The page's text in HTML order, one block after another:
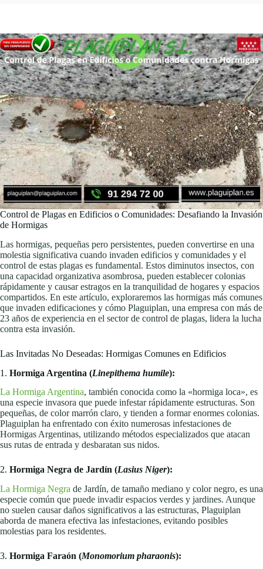
Control de Plagas en Edificios o Comunidades: Desafiando la Invasión
de Hormigas
Las hormigas, pequeñas pero persistentes, pueden convertirse en una
molestia significativa cuando invaden edificios y comunidades y el
control de estas plagas es fundamental. Estos diminutos insectos, con
una capacidad organizativa asombrosa, pueden establecer colonias
rápidamente y causar estragos en la tranquilidad de hogares y espacios
compartidos. En este artículo, exploraremos las hormigas más comunes
que invaden edificaciones y cómo Plaguiplan, una empresa con más de
23 años de experiencia en el sector de control de plagas, lidera la lucha
contra esta invasión.
Las Invitadas No Deseadas: Hormigas Comunes en Edificios
1. Hormiga Argentina (Linepithema humile):
La Hormiga Argentina, también conocida como la «hormiga loca», es
una especie invasora que puede infestar rápidamente estructuras. Son
pequeñas, de color marrón claro, y tienden a formar enormes colonias.
Plaguiplan ha enfrentado con éxito numerosas infestaciones de
Hormigas Argentinas, utilizando métodos especializados que atacan
sus rutas de entrada y desbaratan sus nidos.
2. Hormiga Negra de Jardín (Lasius Niger):
La Hormiga Negra de Jardín, de tamaño mediano y color negro, es una
especie común que puede invadir espacios verdes y jardines. Aunque
no suelen causar daños significativos a las estructuras, Plaguiplan
aborda de manera efectiva las infestaciones, evitando posibles
molestias para los residentes.
3. Hormiga Faraón (Monomorium pharaonis):